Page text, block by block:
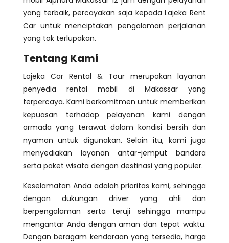
yang terbaik, percayakan saja kepada Lajeka Rent
Car untuk menciptakan pengalaman perjalanan
yang tak terlupakan.
Tentang Kami
Lajeka Car Rental & Tour merupakan layanan
penyedia rental mobil di Makassar yang
terpercaya. Kami berkomitmen untuk memberikan
kepuasan terhadap pelayanan kami dengan
armada yang terawat dalam kondisi bersih dan
nyaman untuk digunakan. Selain itu, kami juga
menyediakan layanan antar-jemput bandara
serta paket wisata dengan destinasi yang populer.
Keselamatan Anda adalah prioritas kami, sehingga
dengan dukungan driver yang ahli dan
berpengalaman serta teruji sehingga mampu
mengantar Anda dengan aman dan tepat waktu.
Dengan beragam kendaraan yang tersedia, harga